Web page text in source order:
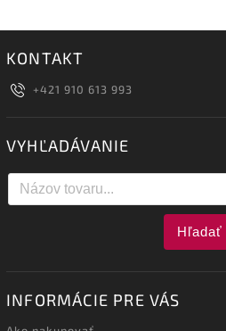
KONTAKT
+421 910 613 993
VYHĽADÁVANIE
Hľadať
INFORMÁCIE PRE VÁS